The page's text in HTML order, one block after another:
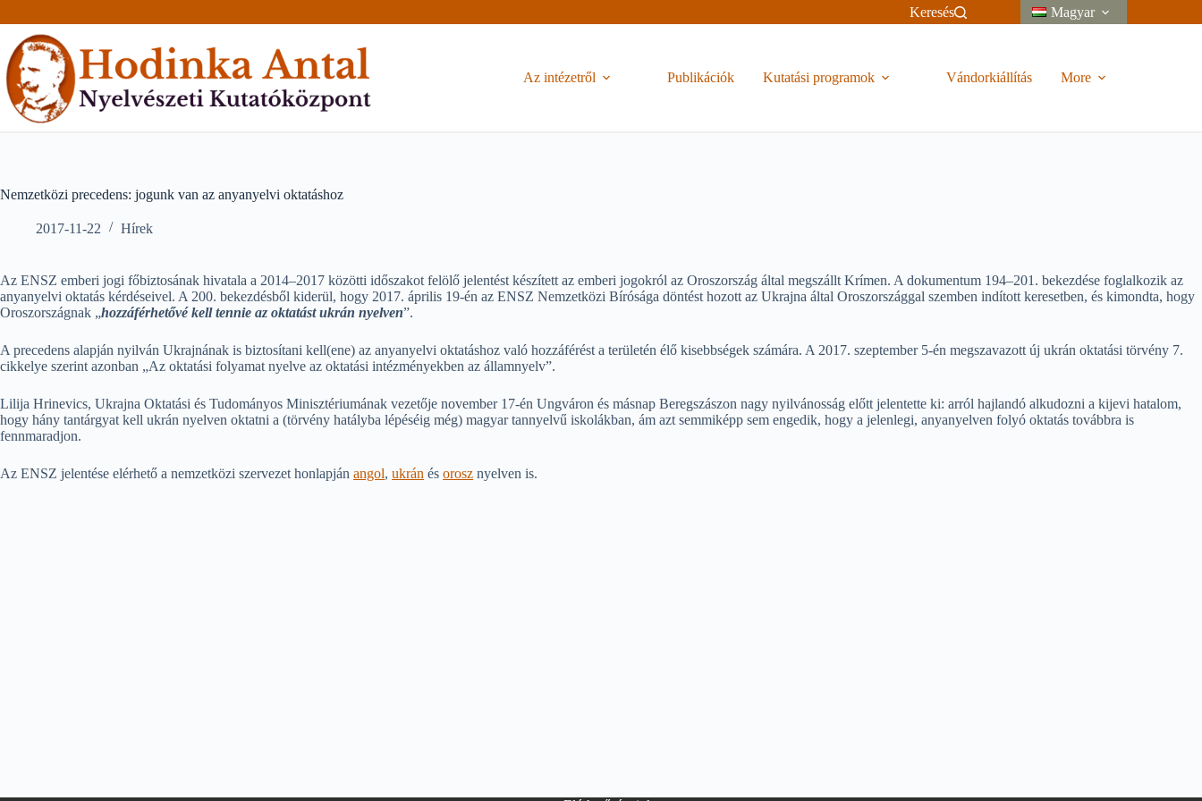
to
content
Keresés Magyar
Az intézetről Publikációk Kutatási programok Vándorkiállítás More
Nemzetközi precedens: jogunk van az anyanyelvi oktatáshoz
2017-11-22 Hírek
Az ENSZ emberi jogi főbiztosának hivatala a 2014–2017 közötti időszakot felölő jelentést készített az emberi jogokról az Oroszország által megszállt Krímen. A dokumentum 194–201. bekezdése foglalkozik az
anyanyelvi oktatás kérdéseivel. A 200. bekezdésből kiderül, hogy 2017. április 19-én az ENSZ Nemzetközi Bírósága döntést hozott az Ukrajna által Oroszországgal szemben indított keresetben, és kimondta, hogy
Oroszországnak „hozzáférhetővé kell tennie az oktatást ukrán nyelven”.
A precedens alapján nyilván Ukrajnának is biztosítani kell(ene) az anyanyelvi oktatáshoz való hozzáférést a területén élő kisebbségek számára. A 2017. szeptember 5-én megszavazott új ukrán oktatási törvény 7.
cikkelye szerint azonban „Az oktatási folyamat nyelve az oktatási intézményekben az államnyelv”.
Lilija Hrinevics, Ukrajna Oktatási és Tudományos Minisztériumának vezetője november 17-én Ungváron és másnap Beregszászon nagy nyilvánosság előtt jelentette ki: arról hajlandó alkudozni a kijevi hatalom,
hogy hány tantárgyat kell ukrán nyelven oktatni a (törvény hatályba lépéséig még) magyar tannyelvű iskolákban, ám azt semmiképp sem engedik, hogy a jelenlegi, anyanyelven folyó oktatás továbbra is
fennmaradjon.
Az ENSZ jelentése elérhető a nemzetközi szervezet honlapján angol, ukrán és orosz nyelven is.